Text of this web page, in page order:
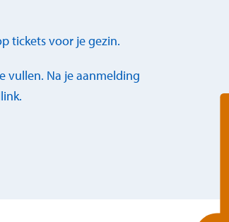
tickets voor je gezin.
vullen. Na je aanmelding